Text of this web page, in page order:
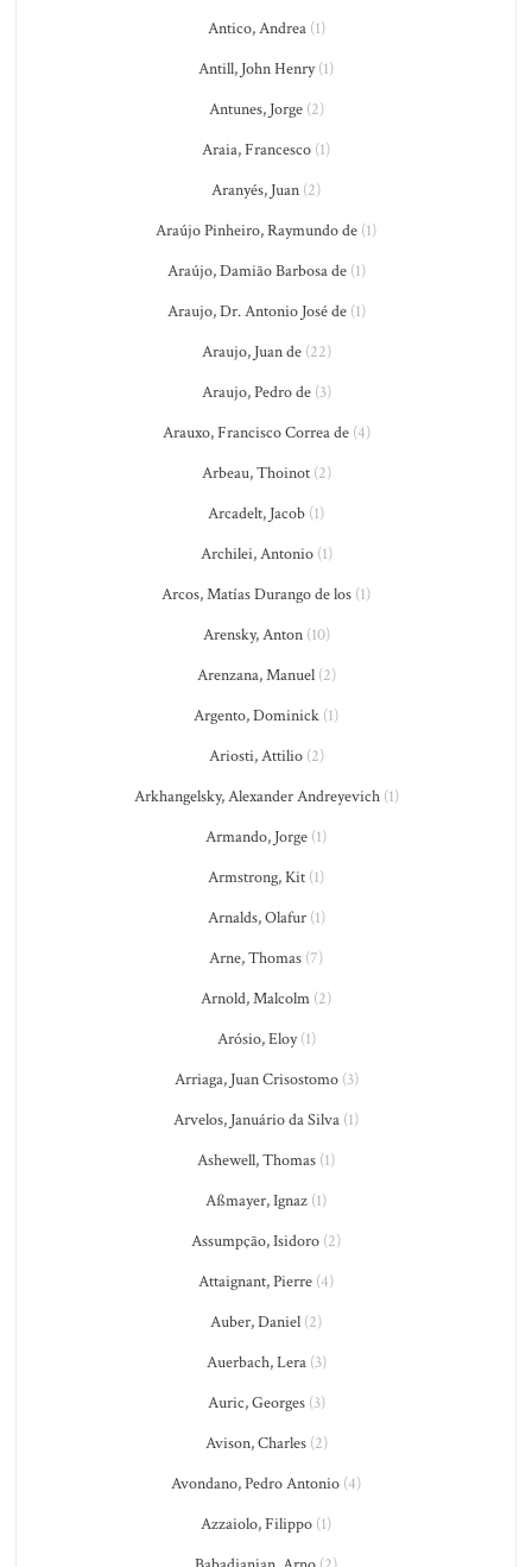
Antico, Andrea(1)
Antill, John Henry(1)
Antunes, Jorge(2)
Araia, Francesco (1)
Aranyés, Juan (2)
Araújo Pinheiro, Raymundo de (1)
Araújo, Damião Barbosa de(1)
Araujo, Dr. Antonio José de(1)
Araujo, Juan de(22)
Araujo, Pedro de(3)
Arauxo, Francisco Correa de(4)
Arbeau, Thoinot(2)
Arcadelt, Jacob (1)
Archilei, Antonio(1)
Arcos, Matías Durango de los (1)
Arensky, Anton(10)
Arenzana, Manuel(2)
Argento, Dominick (1)
Ariosti, Attilio(2)
Arkhangelsky, Alexander Andreyevich(1)
Armando, Jorge (1)
Armstrong, Kit (1)
Arnalds, Olafur(1)
Arne, Thomas (7)
Arnold, Malcolm (2)
Arósio, Eloy(1)
Arriaga, Juan Crisostomo(3)
Arvelos, Januário da Silva (1)
Ashewell, Thomas (1)
Aßmayer, Ignaz (1)
Assumpção, Isidoro (2)
Attaignant, Pierre (4)
Auber, Daniel (2)
Auerbach, Lera(3)
Auric, Georges(3)
Avison, Charles(2)
Avondano, Pedro Antonio (4)
Azzaiolo, Filippo (1)